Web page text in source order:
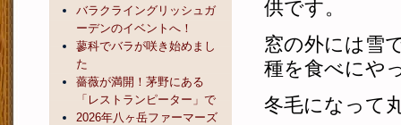
供です。
窓の外には雪
種を食べにや
冬毛になって
バラクライングリッシュガ
ーデンのイベントへ！
蓼科でバラが咲き始めまし
た
薔薇が満開！茅野にある
「レストランピーター」で
2026年八ヶ岳ファーマーズ